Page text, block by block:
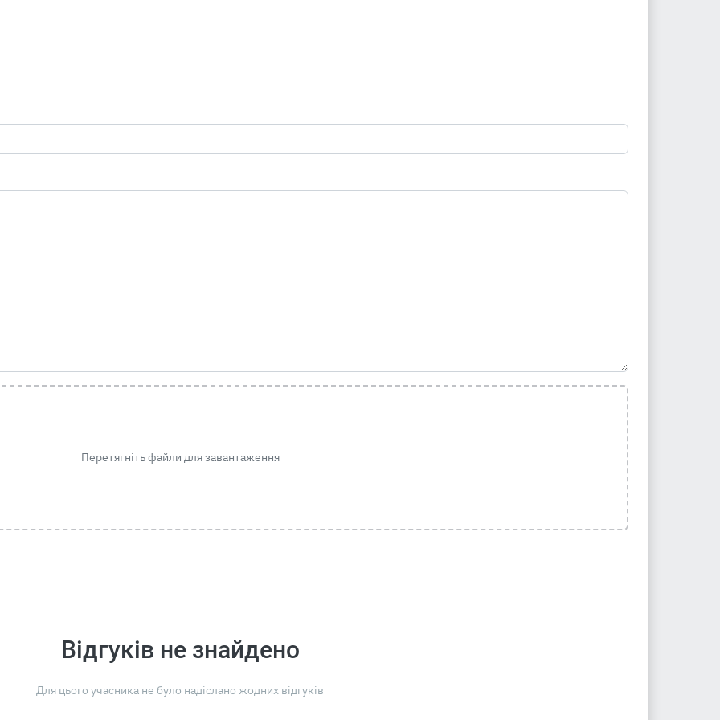
Перетягніть файли для завантаження
Відгуків не знайдено
Для цього учасника не було надіслано жодних відгуків